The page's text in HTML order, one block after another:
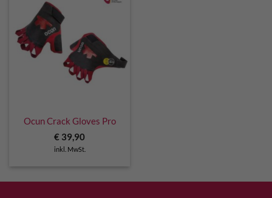
Ocun Crack Gloves Pro
€ 39,90
inkl. MwSt.